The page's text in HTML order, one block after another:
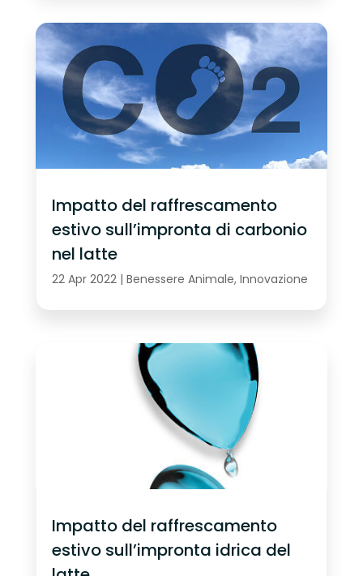
Impatto del raffrescamento
estivo sull’impronta di carbonio
nel latte
22 Apr 2022| Benessere Animale, Innovazione
Impatto del raffrescamento
estivo sull’impronta idrica del